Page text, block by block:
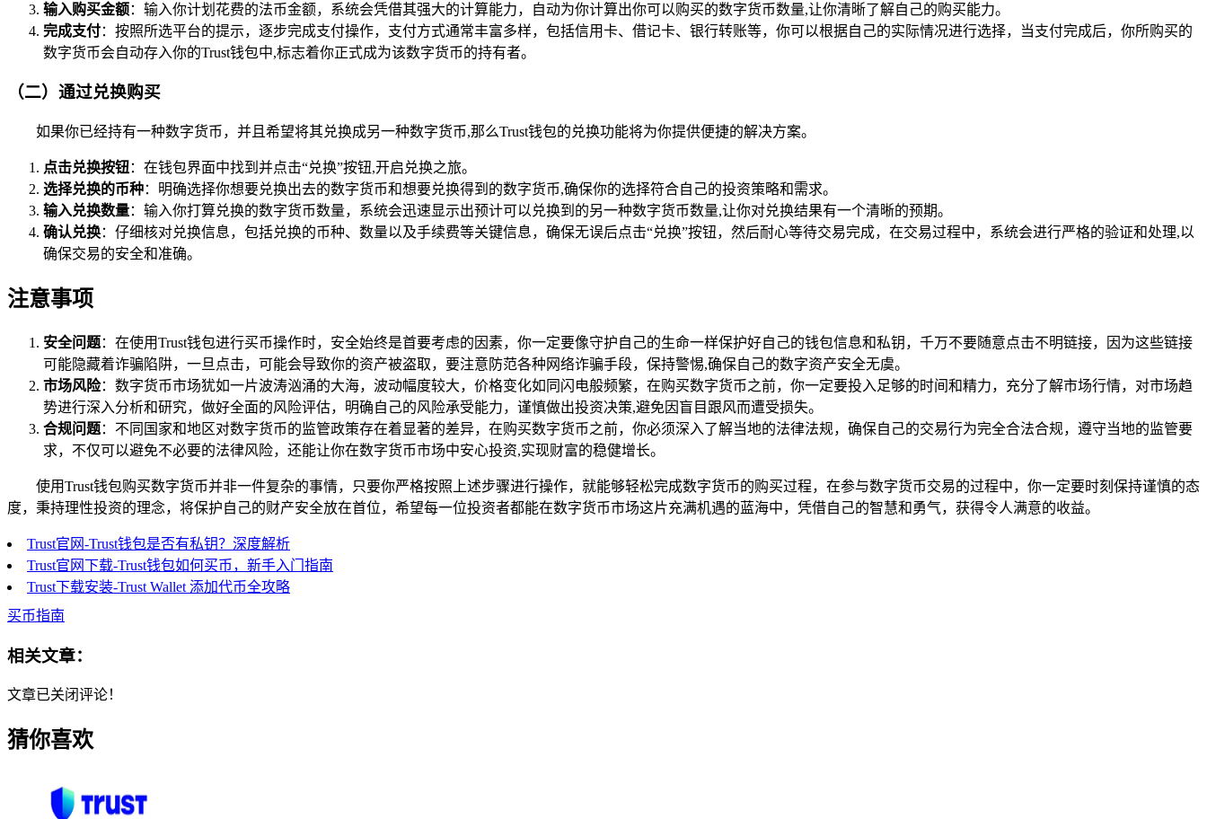
输入购买金额：输入你计划花费的法币金额，系统会凭借其强大的计算能力，自动为你计算出你可以购买的数字货币数量,让你清晰了解自己的购买能力。
完成支付：按照所选平台的提示，逐步完成支付操作，支付方式通常丰富多样，包括信用卡、借记卡、银行转账等，你可以根据自己的实际情况进行选择，当支付完成后，你所购买的
数字货币会自动存入你的Trust钱包中,标志着你正式成为该数字货币的持有者。
（二）通过兑换购买
如果你已经持有一种数字货币，并且希望将其兑换成另一种数字货币,那么Trust钱包的兑换功能将为你提供便捷的解决方案。
点击兑换按钮：在钱包界面中找到并点击“兑换”按钮,开启兑换之旅。
选择兑换的币种：明确选择你想要兑换出去的数字货币和想要兑换得到的数字货币,确保你的选择符合自己的投资策略和需求。
输入兑换数量：输入你打算兑换的数字货币数量，系统会迅速显示出预计可以兑换到的另一种数字货币数量,让你对兑换结果有一个清晰的预期。
确认兑换：仔细核对兑换信息，包括兑换的币种、数量以及手续费等关键信息，确保无误后点击“兑换”按钮，然后耐心等待交易完成，在交易过程中，系统会进行严格的验证和处理,以
确保交易的安全和准确。
注意事项
安全问题：在使用Trust钱包进行买币操作时，安全始终是首要考虑的因素，你一定要像守护自己的生命一样保护好自己的钱包信息和私钥，千万不要随意点击不明链接，因为这些链接
可能隐藏着诈骗陷阱，一旦点击，可能会导致你的资产被盗取，要注意防范各种网络诈骗手段，保持警惕,确保自己的数字资产安全无虞。
市场风险：数字货币市场犹如一片波涛汹涌的大海，波动幅度较大，价格变化如同闪电般频繁，在购买数字货币之前，你一定要投入足够的时间和精力，充分了解市场行情，对市场趋
势进行深入分析和研究，做好全面的风险评估，明确自己的风险承受能力，谨慎做出投资决策,避免因盲目跟风而遭受损失。
合规问题：不同国家和地区对数字货币的监管政策存在着显著的差异，在购买数字货币之前，你必须深入了解当地的法律法规，确保自己的交易行为完全合法合规，遵守当地的监管要
求，不仅可以避免不必要的法律风险，还能让你在数字货币市场中安心投资,实现财富的稳健增长。
使用Trust钱包购买数字货币并非一件复杂的事情，只要你严格按照上述步骤进行操作，就能够轻松完成数字货币的购买过程，在参与数字货币交易的过程中，你一定要时刻保持谨慎的态
度，秉持理性投资的理念，将保护自己的财产安全放在首位，希望每一位投资者都能在数字货币市场这片充满机遇的蓝海中，凭借自己的智慧和勇气，获得令人满意的收益。
Trust官网-Trust钱包是否有私钥？深度解析
Trust官网下载-Trust钱包如何买币，新手入门指南
Trust下载安装-Trust Wallet 添加代币全攻略
买币指南
相关文章：
文章已关闭评论！
猜你喜欢